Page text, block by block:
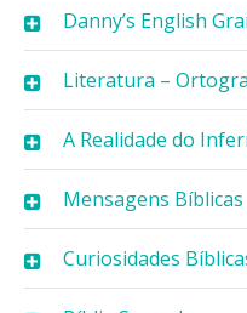
Danny’s English
Literatura –
A Realidade do
Mensagens Bíblicas
Curiosidades